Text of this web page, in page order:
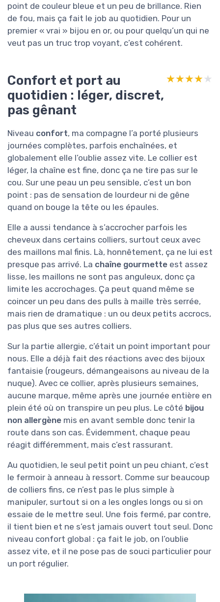
point de couleur bleue et un peu de brillance. Rien
de fou, mais ça fait le job au quotidien. Pour un
premier « vrai » bijou en or, ou pour quelqu’un qui ne
veut pas un truc trop voyant, c’est cohérent.
Confort et port au
quotidien : léger, discret,
pas gênant
★★★★★
★★★★★
Niveau confort, ma compagne l’a porté plusieurs
journées complètes, parfois enchaînées, et
globalement elle l’oublie assez vite. Le collier est
léger, la chaîne est fine, donc ça ne tire pas sur le
cou. Sur une peau un peu sensible, c’est un bon
point : pas de sensation de lourdeur ni de gêne
quand on bouge la tête ou les épaules.
Elle a aussi tendance à s’accrocher parfois les
cheveux dans certains colliers, surtout ceux avec
des maillons mal finis. Là, honnêtement, ça ne lui est
presque pas arrivé. La chaîne gourmette est assez
lisse, les maillons ne sont pas anguleux, donc ça
limite les accrochages. Ça peut quand même se
coincer un peu dans des pulls à maille très serrée,
mais rien de dramatique : un ou deux petits accrocs,
pas plus que ses autres colliers.
Sur la partie allergie, c’était un point important pour
nous. Elle a déjà fait des réactions avec des bijoux
fantaisie (rougeurs, démangeaisons au niveau de la
nuque). Avec ce collier, après plusieurs semaines,
aucune marque, même après une journée entière en
plein été où on transpire un peu plus. Le côté bijou
non allergène mis en avant semble donc tenir la
route dans son cas. Évidemment, chaque peau
réagit différemment, mais c’est rassurant.
Au quotidien, le seul petit point un peu chiant, c’est
le fermoir à anneau à ressort. Comme sur beaucoup
de colliers fins, ce n’est pas le plus simple à
manipuler, surtout si on a les ongles longs ou si on
essaie de le mettre seul. Une fois fermé, par contre,
il tient bien et ne s’est jamais ouvert tout seul. Donc
niveau confort global : ça fait le job, on l’oublie
assez vite, et il ne pose pas de souci particulier pour
un port régulier.